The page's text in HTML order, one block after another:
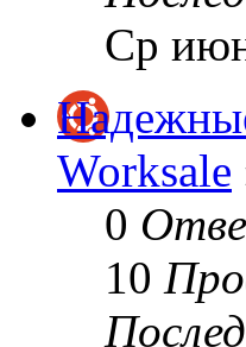
Ср
Worksale
0
10